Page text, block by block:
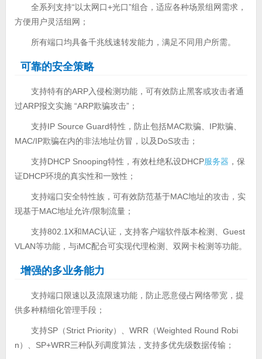
全系列支持“以太网口+光口”组合，适应各种场景组网需求，
方便用户灵活组网；
所有端口均具备千兆线速转发能力，满足不同用户所需。
可靠的安全策略
支持特有的ARP入侵检测功能，可有效防止黑客或攻击者通
过ARP报文实施 “ARP欺骗攻击”；
支持IP Source Guard特性，防止包括MAC欺骗、IP欺骗、
MAC/IP欺骗在内的非法地址仿冒，以及DoS攻击；
支持DHCP Snooping特性，有效杜绝私设DHCP服务器 ，保
证DHCP环境的真实性和一致性；
支持端口安全特性族，可有效防范基于MAC地址的攻击，实
现基于MAC地址允许/限制流量；
支持802.1X和MAC认证，支持客户端软件版本检测、Guest
VLAN等功能，与iMC配合可实现代理检测、双网卡检测等功能。
增强的多业务能力
支持端口限速以及流限速功能，防止恶意侵占网络带宽，提
供多种精细化管理手段；
支持SP（Strict Priority）、WRR（Weighted Round Robi
n）、SP+WRR三种队列调度算法，支持多优先级数据传输；